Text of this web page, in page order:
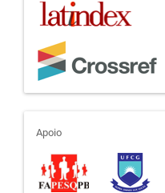
apoio
Apoio